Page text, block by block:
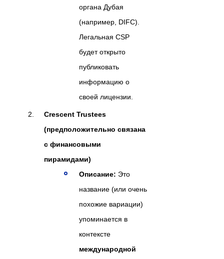
органа Дубая
(например, DIFC).
Легальная CSP
будет открыто
публиковать
информацию о
своей лицензии.
Crescent Trustees
(предположительно связана
с финансовыми
пирамидами)
Описание: Это
название (или очень
похожие вариации)
упоминается в
контексте
международной